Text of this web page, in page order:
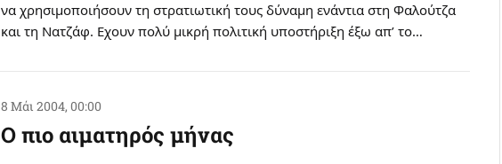
να χρησιμοποιήσουν τη στρατιωτική τους δύναμη ενάντια στη Φαλούτζα
και τη Nατζάφ. Eχουν πολύ μικρή πολιτική υποστήριξη έξω απ’ το…
8 Μάι 2004, 00:00
O πιο αιματηρός μήνας